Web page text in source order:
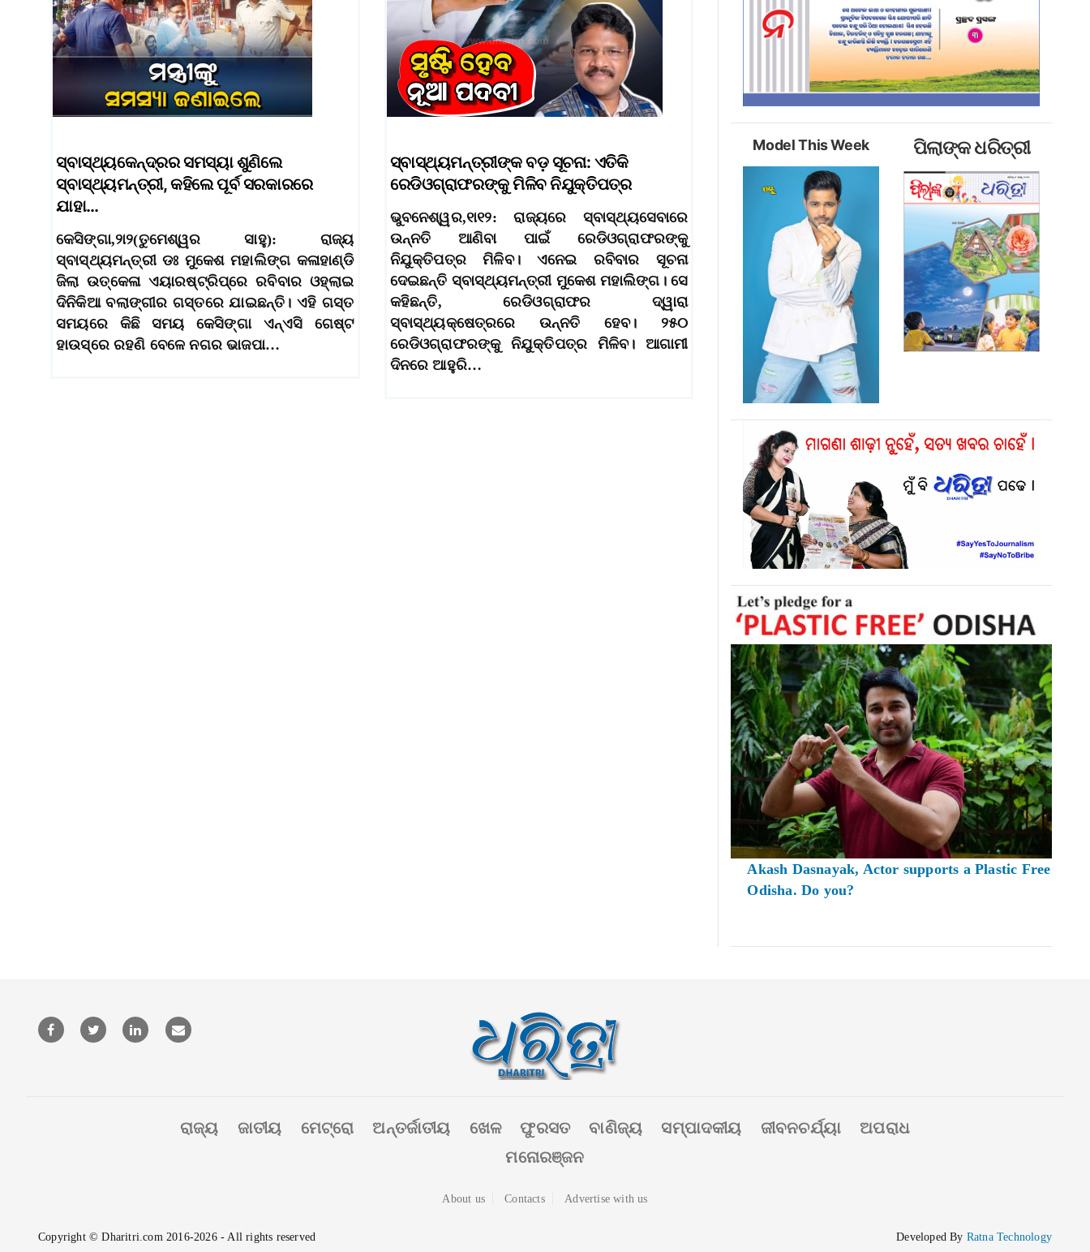
ସ୍ବାସ୍ଥ୍ୟକେନ୍ଦ୍ରର ସମସ୍ୟା ଶୁଣିଲେ
ସ୍ବାସ୍ଥ୍ୟମନ୍ତ୍ରୀ, କହିଲେ ପୂର୍ବ ସରକାରରେ
ଯାହା…
କେସିଙ୍ଗା,୨ା୨(ତୁମେଶ୍ୱର ସାହୁ): ରାଜ୍ୟ
ସ୍ବାସ୍ଥ୍ୟମନ୍ତ୍ରୀ ଡଃ ମୁକେଶ ମହାଲିଙ୍ଗ କଳାହାଣ୍ଡି
ଜିଲା ଉତ୍କେଳା ଏୟାରଷ୍ଟ୍ରିପ୍‌ରେ ରବିବାର ଓହ୍ଲାଇ
ଦିନିକିଆ ବଲାଙ୍ଗୀର ଗସ୍ତରେ ଯାଇଛନ୍ତି। ଏହି ଗସ୍ତ
ସମୟରେ କିଛି ସମୟ କେସିଙ୍ଗା ଏନ୍‌ଏସି ଗେଷ୍ଟ
ହାଉସ୍‌ରେ ରହଣି ବେଳେ ନଗର ଭାଜପା…
ସ୍ବାସ୍ଥ୍ୟମନ୍ତ୍ରୀଙ୍କ ବଡ଼ ସୂଚନା: ଏତିକି
ରେଡିଓଗ୍ରାଫରଙ୍କୁ ମିଳିବ ନିଯୁକ୍ତିପତ୍ର
ଭୁବନେଶ୍ୱର,୧ା୧୨: ରାଜ୍ୟରେ ସ୍ବାସ୍ଥ୍ୟସେବାରେ
ଉନ୍ନତି ଆଣିବା ପାଇଁ ରେଡିଓଗ୍ରାଫରଙ୍କୁ
ନିଯୁକ୍ତିପତ୍ର ମିଳିବ। ଏନେଇ ରବିବାର ସୂଚନା
ଦେଇଛନ୍ତି ସ୍ବାସ୍ଥ୍ୟମନ୍ତ୍ରୀ ମୁକେଶ ମହାଲିଙ୍ଗ। ସେ
କହିଛନ୍ତି, ରେଡିଓଗ୍ରାଫର ଦ୍ୱାରା
ସ୍ବାସ୍ଥ୍ୟକ୍ଷେତ୍ରରେ ଉନ୍ନତି ହେବ। ୨୫୦
ରେଡିଓଗ୍ରାଫରଙ୍କୁ ନିଯୁକ୍ତିପତ୍ର ମିଳିବ। ଆଗାମୀ
ଦିନରେ ଆହୁରି…
Model This Week ପିଲାଙ୍କ ଧରିତ୍ରୀ
Akash Dasnayak, Actor supports a Plastic Free
Odisha. Do you?
ରାଜ୍ୟ ଜାତୀୟ ମେଟ୍ରୋ ଅନ୍ତର୍ଜାତୀୟ ଖେଳ ଫୁରସତ ବାଣିଜ୍ୟ ସମ୍ପାଦକୀୟ ଜୀବନଚର୍ଯ୍ୟା
ଅପରାଧ
ମନୋରଞ୍ଜନ
About us Contacts Advertise with us
Copyright © Dharitri.com 2016-2026 - All rights reserved Developed By Ratna Technology